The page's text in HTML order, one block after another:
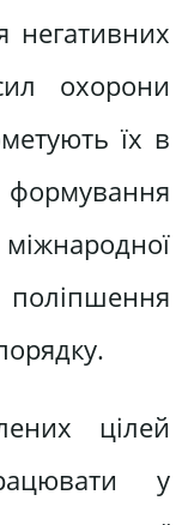
негативних
охорони
їх в
поліпшення
цілей
у